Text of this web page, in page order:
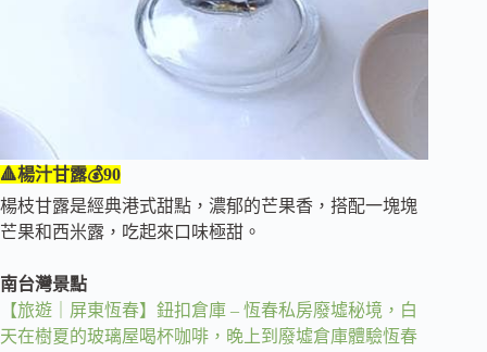
🔺楊汁甘露💰90
​​楊枝甘露是經典港式甜點，濃郁的芒果香，搭配一塊塊
芒果和西米露，吃起來口味極甜。
南台灣景點
【旅遊｜屏東恆春】鈕扣倉庫 – 恆春私房廢墟秘境，白
天在樹夏的玻璃屋喝杯咖啡，晚上到廢墟倉庫體驗恆春